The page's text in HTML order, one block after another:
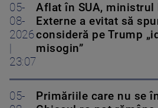
05-
08-
2026
23:07
Aflat în SUA, ministrul
Externe a evitat să
consideră pe Trump
misogin”
05-
Primăriile care nu se